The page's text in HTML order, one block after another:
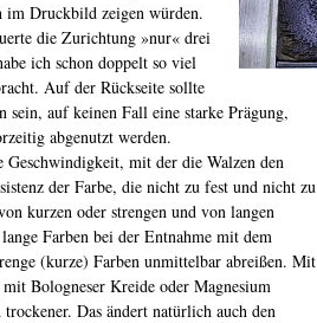
im Druckbild zeigen würden.
die Zurichtung »nur« drei
ich schon doppelt so viel
Auf der Rückseite sollte
sein, auf keinen Fall eine starke Prägung,
abgenutzt werden.
Geschwindigkeit, mit der die Walzen den
der Farbe, die nicht zu fest und nicht zu
kurzen oder strengen und von langen
Farben bei der Entnahme mit dem
(kurze) Farben unmittelbar abreißen. Mit
Bologneser Kreide oder Magnesium
Das ändert natürlich auch den